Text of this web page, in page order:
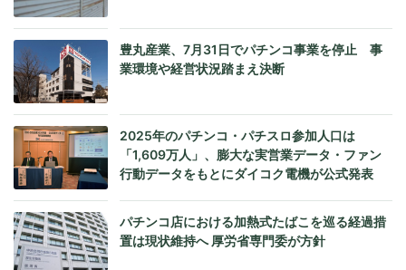
豊丸産業、7月31日でパチンコ事業を停止 事
業環境や経営状況踏まえ決断
2025年のパチンコ・パチスロ参加人口は
「1,609万人」、膨大な実営業データ・ファン
行動データをもとにダイコク電機が公式発表
パチンコ店における加熱式たばこを巡る経過措
置は現状維持へ 厚労省専門委が方針